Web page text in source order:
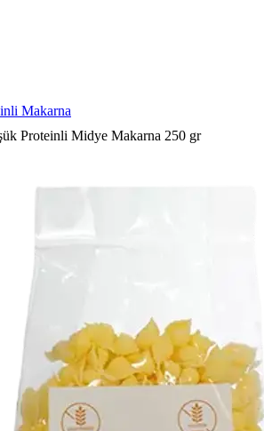
Makarna
Proteinli Midye Makarna 250 gr